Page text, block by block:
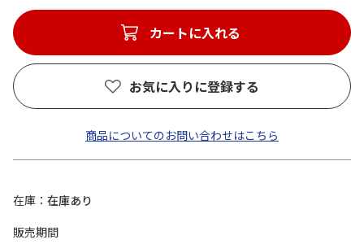
カートに入れる
お気に入りに登録する
商品についてのお問い合わせはこちら
在庫
在庫あり
販売期間